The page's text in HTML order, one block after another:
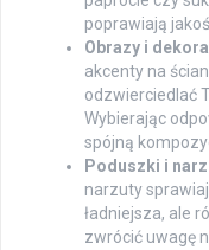
poprawiają
Obrazy i
akcenty na
odzwierciedlać
Wybierając
spójną
Poduszki i
narzuty
ładniejsza, ale
zwrócić uwagę